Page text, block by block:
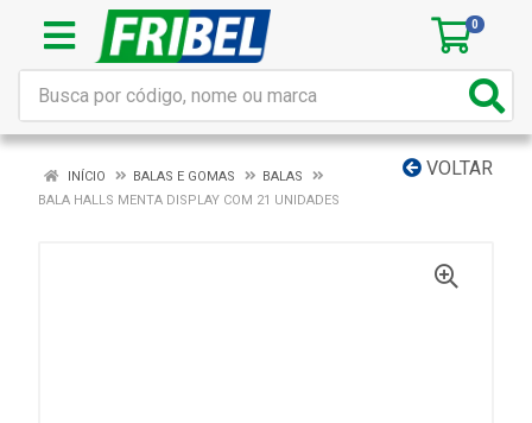
0
VOLTAR
INÍCIO BALAS E GOMAS
BALAS
BALA HALLS MENTA DISPLAY COM 21 UNIDADES